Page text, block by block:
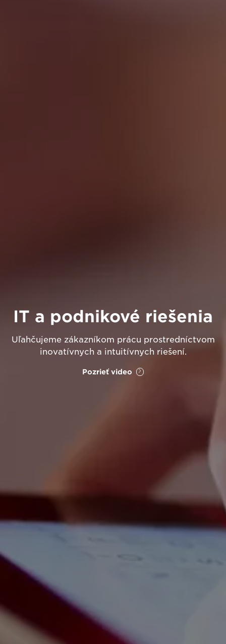
IT a podnikové riešenia
Uľahčujeme zákazníkom prácu prostredníctvom
inovatívnych a intuitívnych riešení.
Pozrieť video